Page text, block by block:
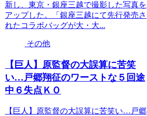
新し、東京・銀座三越で撮影した写真を
アップした。「銀座三越にて先行発売さ
れたコラボバッグが大・大...
その他
【巨人】原監督の大誤算に苦笑
い…戸郷翔征のワーストな５回途
中６失点ＫＯ
【巨人】原監督の大誤算に苦笑い…戸郷